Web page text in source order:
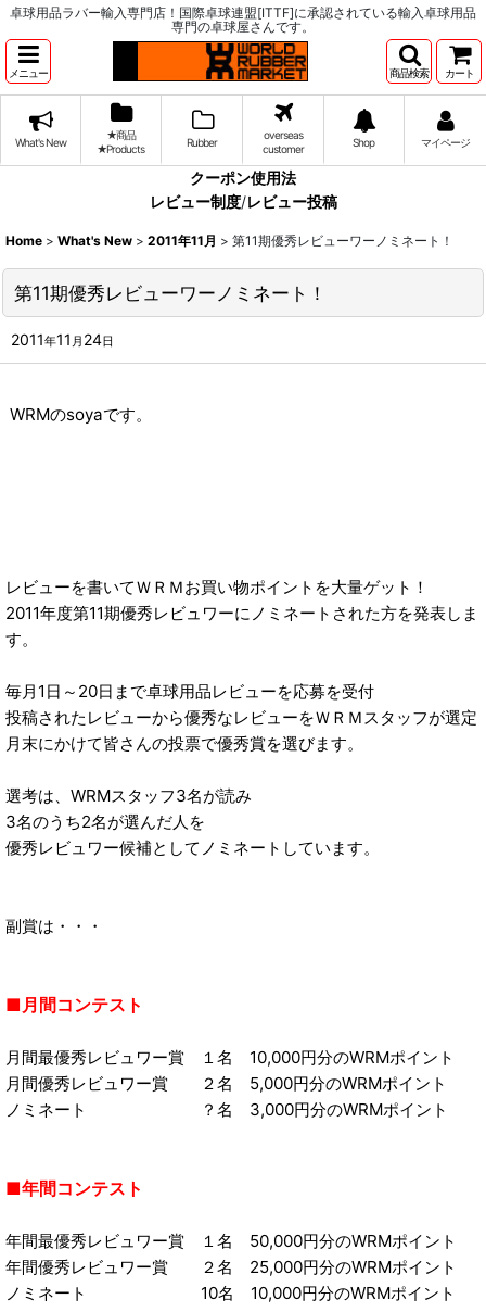
卓球用品ラバー輸入専門店！国際卓球連盟[ITTF]に承認されている輸入卓球用品
専門の卓球屋さんです。
メニュー 商品検索 カート
What's New
★商品
★Products
Rubber
overseas
customer
Shop マイページ
クーポン使用法
レビュー制度/レビュー投稿
Home > What's New > 2011年11月 > 第11期優秀レビューワーノミネート！
第11期優秀レビューワーノミネート！
2011年11 月 24日
WRMのsoyaです。
レビューを書いてＷＲＭお買い物ポイントを大量ゲット！
2011年度第11期優秀レビュワーにノミネートされた方を発表しま
す。
毎月1日～20日まで卓球用品レビューを応募を受付
投稿されたレビューから優秀なレビューをＷＲＭスタッフが選定
月末にかけて皆さんの投票で優秀賞を選びます。
選考は、WRMスタッフ3名が読み
3名のうち2名が選んだ人を
優秀レビュワー候補としてノミネートしています。
副賞は・・・
■月間コンテスト
月間最優秀レビュワー賞 １名 10,000円分のWRMポイント
月間優秀レビュワー賞 ２名 5,000円分のWRMポイント
ノミネート ？名 3,000円分のWRMポイント
■年間コンテスト
年間最優秀レビュワー賞 １名 50,000円分のWRMポイント
年間優秀レビュワー賞 ２名 25,000円分のWRMポイント
ノミネート 10名 10,000円分のWRMポイント